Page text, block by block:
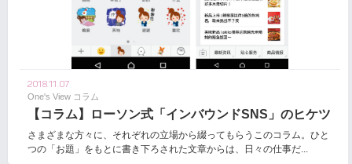
2018.11.07
One's View コラム
【コラム】ローソン式「インバウンドSNS」のヒケツ
さまざまな方々に、それぞれの立場から綴ってもらうこのコラム。ひと
つの「お題」をもとに書き下ろされた文章からは、日々の仕事だ...